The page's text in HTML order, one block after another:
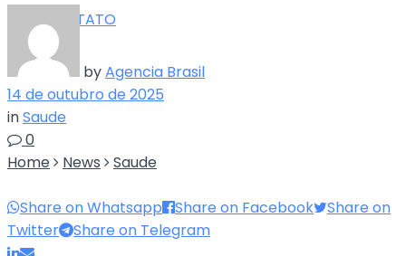
CONTATO
byAgencia Brasil
14 de outubro de 2025
inSaude
0
Home
News Saude
Share on Whatsapp Share on Facebook
Share on
Twitter
Share on Telegram